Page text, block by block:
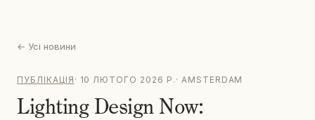
← Усі новини
ПУБЛІКАЦІЯ · 10 ЛЮТОГО 2026 Р. · AMSTERDAM
Lighting Design Now: